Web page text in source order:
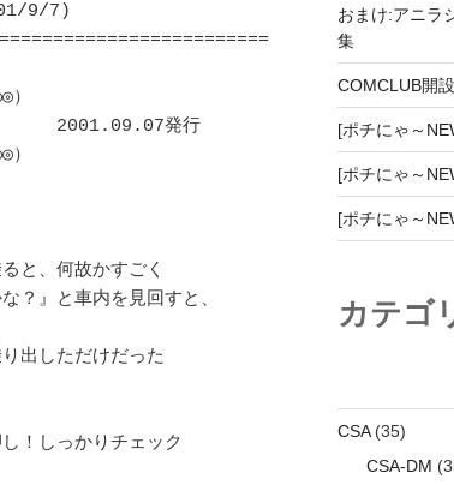
9/7)
　　2001.09.07発行
と、何故かすごく
？』と車内を見回すと、
出しただけだった
！しっかりチェック
おまけ:アニラ
集
COMCLUB開
[ポチにゃ～
[ポチにゃ～
[ポチにゃ～
カテゴ
CSA(35)
CSA-DM